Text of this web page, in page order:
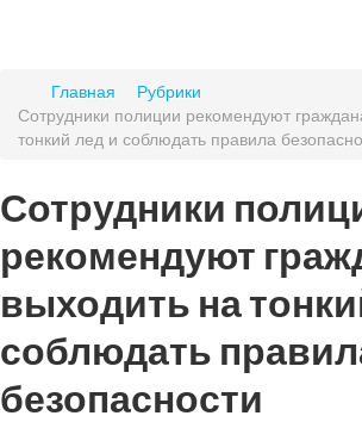
Главная
Рубрики
Сотрудники полиции рекомендуют
тонкий лед и соблюдать правила
Сотрудники
рекомендуют
выходить на
соблюдать
безопасности